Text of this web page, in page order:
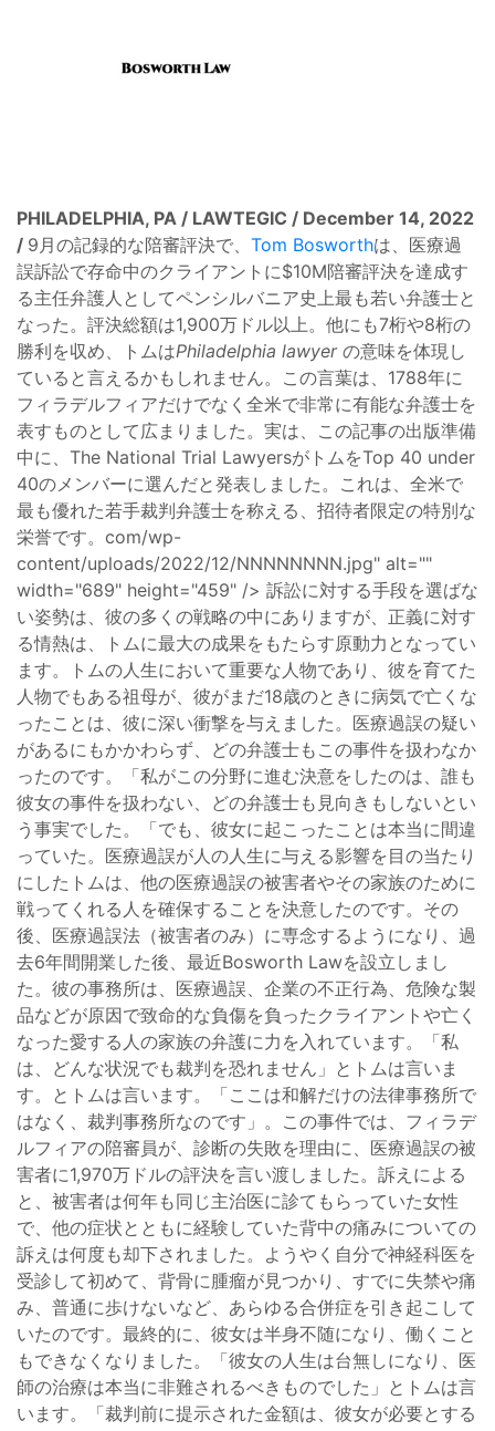
PHILADELPHIA, PA / LAWTEGIC / December 14, 2022
/ 9月の記録的な陪審評決で、 Tom Bosworthは、医療過
誤訴訟で存命中のクライアントに$10M陪審評決を達成す
る主任弁護人としてペンシルバニア史上最も若い弁護士と
なった。評決総額は1,900万ドル以上。他にも7桁や8桁の
勝利を収め、トムはPhiladelphia lawyerの意味を体現し
ていると言えるかもしれません。この言葉は、1788年に
フィラデルフィアだけでなく全米で非常に有能な弁護士を
表すものとして広まりました。実は、この記事の出版準備
中に、The National Trial LawyersがトムをTop 40 under
40のメンバーに選んだと発表しました。これは、全米で
最も優れた若手裁判弁護士を称える、招待者限定の特別な
栄誉です。com/wp-
content/uploads/2022/12/NNNNNNNN.jpg" alt=""
width="689" height="459" /> 訴訟に対する手段を選ばな
い姿勢は、彼の多くの戦略の中にありますが、正義に対す
る情熱は、トムに最大の成果をもたらす原動力となってい
ます。トムの人生において重要な人物であり、彼を育てた
人物でもある祖母が、彼がまだ18歳のときに病気で亡くな
ったことは、彼に深い衝撃を与えました。医療過誤の疑い
があるにもかかわらず、どの弁護士もこの事件を扱わなか
ったのです。「私がこの分野に進む決意をしたのは、誰も
彼女の事件を扱わない、どの弁護士も見向きもしないとい
う事実でした。「でも、彼女に起こったことは本当に間違
っていた。医療過誤が人の人生に与える影響を目の当たり
にしたトムは、他の医療過誤の被害者やその家族のために
戦ってくれる人を確保することを決意したのです。その
後、医療過誤法（被害者のみ）に専念するようになり、過
去6年間開業した後、最近Bosworth Lawを設立しまし
た。彼の事務所は、医療過誤、企業の不正行為、危険な製
品などが原因で致命的な負傷を負ったクライアントや亡く
なった愛する人の家族の弁護に力を入れています。「私
は、どんな状況でも裁判を恐れません」とトムは言いま
す。とトムは言います。「ここは和解だけの法律事務所で
はなく、裁判事務所なのです」。この事件では、フィラデ
ルフィアの陪審員が、診断の失敗を理由に、医療過誤の被
害者に1,970万ドルの評決を言い渡しました。訴えによる
と、被害者は何年も同じ主治医に診てもらっていた女性
で、他の症状とともに経験していた背中の痛みについての
訴えは何度も却下されました。ようやく自分で神経科医を
受診して初めて、背骨に腫瘤が見つかり、すでに失禁や痛
み、普通に歩けないなど、あらゆる合併症を引き起こして
いたのです。最終的に、彼女は半身不随になり、働くこと
もできなくなりました。「彼女の人生は台無しになり、医
師の治療は本当に非難されるべきものでした」とトムは言
います。「裁判前に提示された金額は、彼女が必要とする